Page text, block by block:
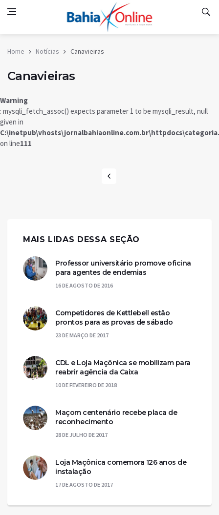
Home Notícias Canavieiras
Canavieiras
Warning
: mysqli_fetch_assoc() expects parameter 1 to be mysqli_result, null
given in
on line111
MAIS LIDAS DESSA SEÇÃO
Professor universitário promove oficina
para agentes de endemias
16 DE AGOSTO DE 2016
Competidores de Kettlebell estão
prontos para as provas de sábado
23 DE MARÇO DE 2017
CDL e Loja Maçônica se mobilizam para
reabrir agência da Caixa
10 DE FEVEREIRO DE 2018
Maçom centenário recebe placa de
reconhecimento
28 DE JULHO DE 2017
Loja Maçônica comemora 126 anos de
instalação
17 DE AGOSTO DE 2017